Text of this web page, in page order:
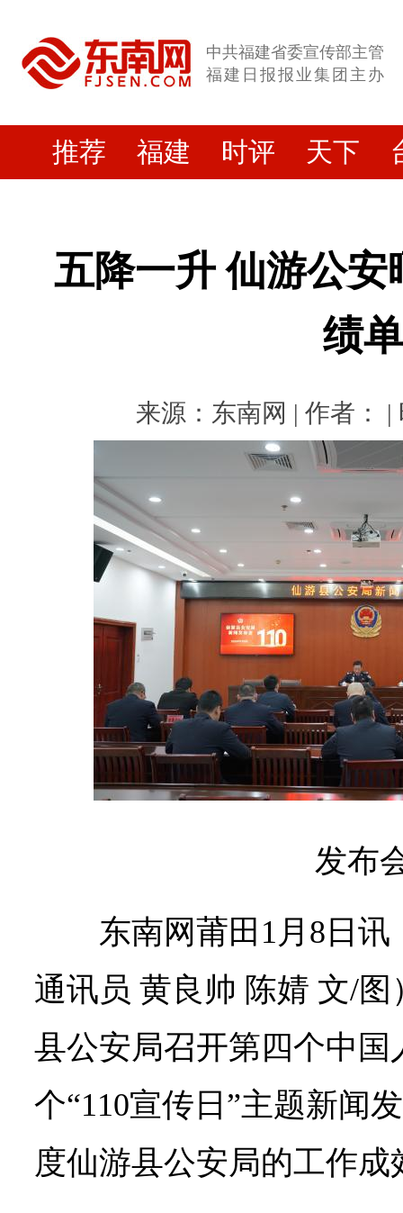
中共福建省委宣传部主管
福建日报报业集团主办
推荐 福建 时评 天下
五降一升 仙游公安
绩单
来源：东南网 | 作者： |
发布
东南网莆田1月8日
通讯员 黄良帅 陈婧 文/
县公安局召开第四个中国
个“110宣传日”主题新闻
度仙游县公安局的工作成